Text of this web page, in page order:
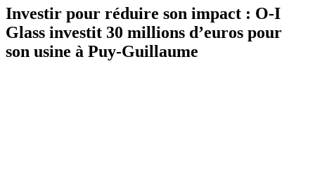
Investir pour réduire son impact : O-I
Glass investit 30 millions d’euros pour
son usine à Puy-Guillaume